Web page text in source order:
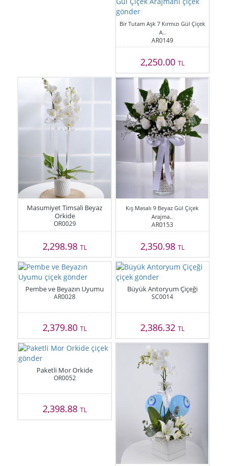
Bir Tutam Aşk 7 Kırmızı Gül Çiçek
A..
AR0149
2,250.00 TL
Masumiyet Timsali Beyaz
Orkide
OR0029
2,298.98TL
Kış Masalı 9 Beyaz Gül Çiçek
Arajma..
AR0153
2,350.98 TL
Pembe ve Beyazın Uyumu
AR0028
2,379.80TL
Büyük Antoryum Çiçeği
SC0014
2,386.32 TL
Paketli Mor Orkide
OR0052
2,398.88TL